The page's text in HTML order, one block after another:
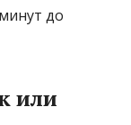
до
или